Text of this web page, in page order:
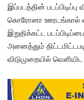
இப்படத்தின்
கொரோனா ஊரடங்கால்
இறுதிக்கட்ட
அனைத்தும்
விடுமுறையில்